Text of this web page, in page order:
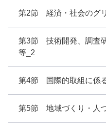
第2節 経済・社会のグ
第3節 技術開発、調査
等_2
第4節 国際的取組に係
第5節 地域づくり・人